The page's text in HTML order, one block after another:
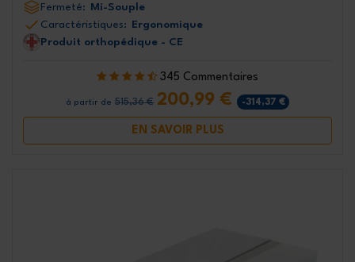
Fermeté: Mi-Souple
Caractéristiques: Ergonomique
Produit orthopédique - CE
345 Commentaires
à partir de 515,36 € 200,99 € -314,37 €
EN SAVOIR PLUS